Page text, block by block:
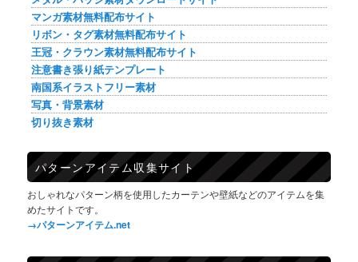
マンガ素材無料配布サイト
リボン・タグ素材無料配布サイト
王冠・クラウン素材無料配布サイト
注意書き張り紙テンプレート
南国系イラストフリー素材
写真・背景素材
切り抜き素材
パターンアイテム収集サイト
おしゃれなパターン柄を使用したカーテンや壁紙などのアイテムを集
めたサイトです。
→パターンアイテム.net